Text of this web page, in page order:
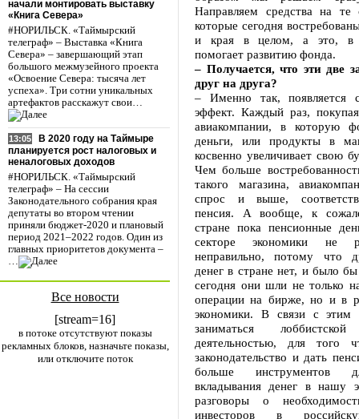
начали монтировать выставку
«Книга Севера»
#НОРИЛЬСК. «Таймырский
телеграф» – Выставка «Книга
Севера» – завершающий этап
большого межмузейного проекта
«Освоение Севера: тысяча лет
успеха». Три сотни уникальных
артефактов расскажут свои…
13:05
В 2020 году на Таймыре
планируется рост налоговых и
неналоговых доходов
#НОРИЛЬСК. «Таймырский
телеграф» – На сессии
Законодательного собрания края
депутаты во втором чтении
приняли бюджет-2020 и плановый
период 2021–2022 годов. Один из
главных приоритетов документа –
…
Все новости
[stream=16]
в потоке отсутствуют показы
рекламных блоков, назначьте показы,
или отключите поток
Направляем средства на те
которые сегодня
и края в целом, а это, в
помогает развитию фонда.
– Получается, что эти две
друг на друга?
– Именно так, появляется
эффект. Каждый раз,
авиакомпании, в которую
деньги, или продукты в
косвенно увеличивает свою
Чем больше
такого магазина,
спрос и выше,
пенсия. А вообще, к
стране пока пенсионные
секторе экономики не
неправильно, потому что
денег в стране нет, и было
сегодня они шли не только
операции на бирже, но и в
экономики. В связи с
заниматься лоббистской
деятельностью, для того
законодательство и дать
больше инструментов
вкладывания денег в нашу
разговоры о
инвесторов в